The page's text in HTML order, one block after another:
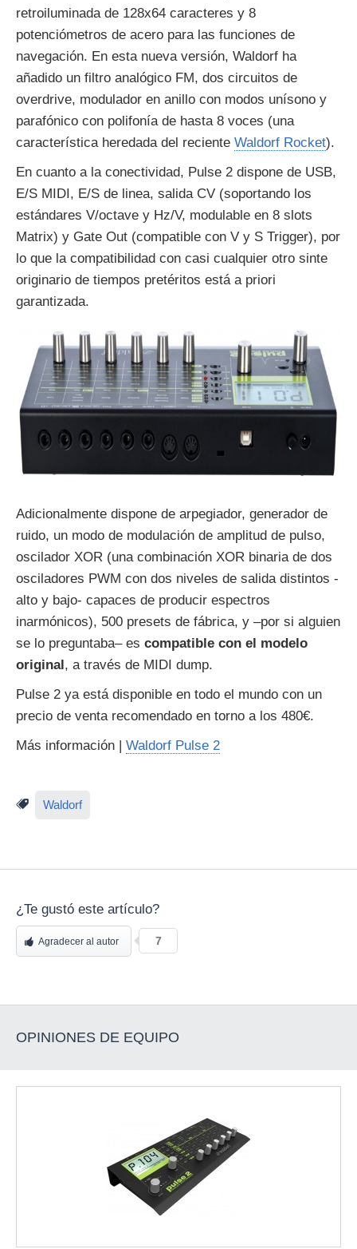
retroiluminada de 128x64 caracteres y 8
potenciómetros de acero para las funciones de
navegación. En esta nueva versión, Waldorf ha
añadido un filtro analógico FM, dos circuitos de
overdrive, modulador en anillo con modos unísono y
parafónico con polifonía de hasta 8 voces (una
característica heredada del reciente Waldorf Rocket).
En cuanto a la conectividad, Pulse 2 dispone de USB,
E/S MIDI, E/S de linea, salida CV (soportando los
estándares V/octave y Hz/V, modulable en 8 slots
Matrix) y Gate Out (compatible con V y S Trigger), por
lo que la compatibilidad con casi cualquier otro sinte
originario de tiempos pretéritos está a priori
garantizada.
Adicionalmente dispone de arpegiador, generador de
ruido, un modo de modulación de amplitud de pulso,
oscilador XOR (una combinación XOR binaria de dos
osciladores PWM con dos niveles de salida distintos -
alto y bajo- capaces de producir espectros
inarmónicos), 500 presets de fábrica, y –por si alguien
se lo preguntaba– es compatible con el modelo
original, a través de MIDI dump.
Pulse 2 ya está disponible en todo el mundo con un
precio de venta recomendado en torno a los 480€.
Más información | Waldorf Pulse 2
Waldorf
¿Te gustó este artículo?
Agradecer al autor 7
OPINIONES DE EQUIPO